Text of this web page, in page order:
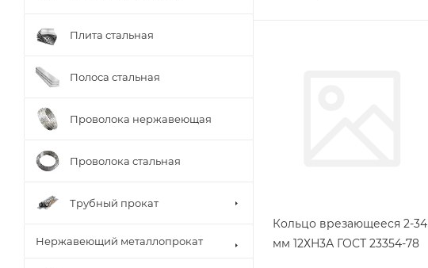
Кольцо врезающееся 2-34
мм 12ХН3А ГОСТ 23354-78
Плита стальная
Полоса стальная
Проволока нержавеющая
Проволока стальная
Трубный прокат
Нержавеющий металлопрокат